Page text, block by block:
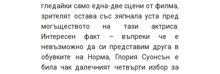
гледайки само една-две сцени от филма,
зрителят остава със зяпнала уста пред
могъществото на тази актриса.
Интересен факт – въпреки че е
невъзможно да си представим друга в
обувките на Норма, Глория Суонсън е
билa чак далечният четвърти избор за